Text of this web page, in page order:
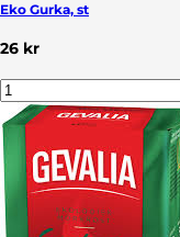
Eko Gurka, st
26 kr